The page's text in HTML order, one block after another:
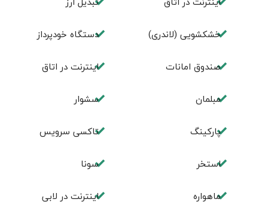
خشکشویی (لاندری) دستگاه خودپرداز
صندوق امانات اینترنت در اتاق
مبلمان سشوار
پارکینگ تاکسی سرویس
استخر سونا
ماهواره اینترنت در لابی